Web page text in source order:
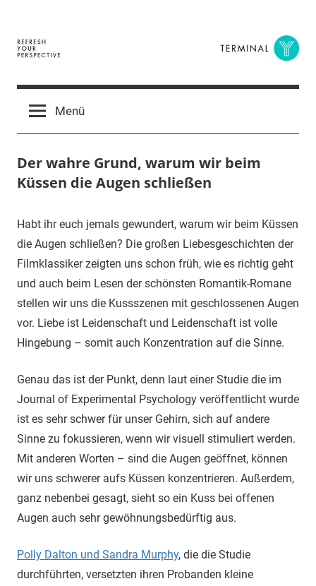
springen
Terminal
Y
Digital
BusinessMenü
Der wahre Grund, warum wir beim
Küssen die Augen schließen
28.
März
2016
terminal-
y
Urbi
et
orbi
Habt ihr euch jemals gewundert, warum wir beim Küssen
die Augen schließen? Die großen Liebesgeschichten der
Filmklassiker zeigten uns schon früh, wie es richtig geht
und auch beim Lesen der schönsten Romantik-Romane
stellen wir uns die Kussszenen mit geschlossenen Augen
vor. Liebe ist Leidenschaft und Leidenschaft ist volle
Hingebung – somit auch Konzentration auf die Sinne.
Genau das ist der Punkt, denn laut einer Studie die im
Journal of Experimental Psychology veröffentlicht wurde
ist es sehr schwer für unser Gehirn, sich auf andere
Sinne zu fokussieren, wenn wir visuell stimuliert werden.
Mit anderen Worten – sind die Augen geöffnet, können
wir uns schwerer aufs Küssen konzentrieren. Außerdem,
ganz nebenbei gesagt, sieht so ein Kuss bei offenen
Augen auch sehr gewöhnungsbedürftig aus.
Polly Dalton und Sandra Murphy, die die Studie
durchführten, versetzten ihren Probanden kleine